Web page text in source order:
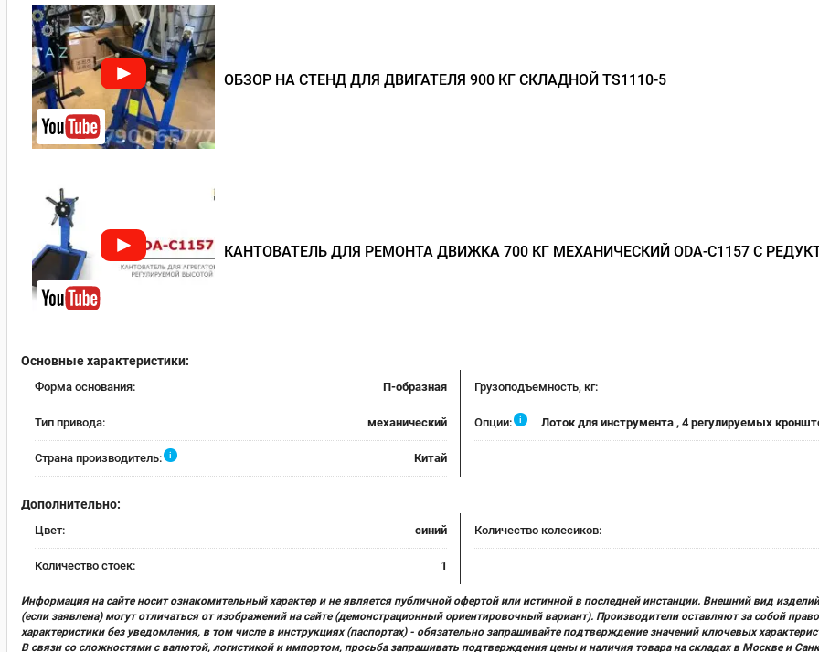
ОБЗОР НА СТЕНД ДЛЯ ДВИГАТЕЛЯ 900 КГ СКЛАДНОЙ TS1110-5
КАНТОВАТЕЛЬ ДЛЯ РЕМОНТА ДВИЖКА 700 КГ МЕХАНИЧЕСКИЙ ODA-С1157 С
Основные характеристики:
Форма основания: П-образная Грузоподъемность, кг:
Тип привода: механический Опции: i Лоток для инструмента , 4 регулируемых
Страна производитель: i Китай
Дополнительно:
Цвет: синий Количество колесиков:
Количество стоек: 1
Информация на сайте носит ознакомительный характер и не является публичной офертой или истинной в последней инстанции. Внешний вид
(если заявлена) могут отличаться от изображений на сайте (демонстрационный ориентировочный вариант). Производители оставляют за собой
характеристики без уведомления, в том числе в инструкциях (паспортах) - обязательно запрашивайте подтверждение значений ключевых
В связи со сложностями с валютой, логистикой и импортом, просьба запрашивать подтверждения цены и наличия товара на складах в Москве и